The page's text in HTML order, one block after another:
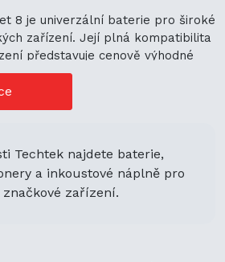
8 je univerzální baterie pro široké
zařízení. Její plná kompatibilita
představuje cenově výhodné
použití navíc podporuje
a zaručuje flexibilitu.
Techtek najdete baterie,
a inkoustové náplně pro
značkové zařízení.